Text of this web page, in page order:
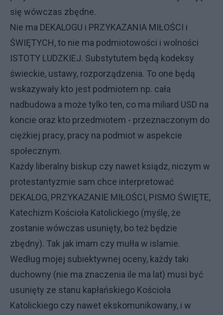
się wówczas zbędne.
Nie ma DEKALOGU i PRZYKAZANIA MIŁOŚCI i
ŚWIĘTYCH, to nie ma podmiotowości i wolności
ISTOTY LUDZKIEJ. Substytutem będą kodeksy
świeckie, ustawy, rozporządzenia. To one będą
wskazywały kto jest podmiotem np. cała
nadbudowa a może tylko ten, co ma miliard USD na
koncie oraz kto przedmiotem - przeznaczonym do
ciężkiej pracy, pracy na podmiot w aspekcie
społecznym.
Każdy liberalny biskup czy nawet ksiądz, niczym w
protestantyzmie sam chce interpretować
DEKALOG, PRZYKAZANIE MIŁOŚCI, PISMO ŚWIĘTE,
Katechizm Kościoła Katolickiego (myślę, że
zostanie wówczas usunięty, bo też będzie
zbędny). Tak jak imam czy mułła w islamie.
Według mojej subiektywnej oceny, każdy taki
duchowny (nie ma znaczenia ile ma lat) musi być
usunięty ze stanu kapłańskiego Kościoła
Katolickiego czy nawet ekskomunikowany, i w